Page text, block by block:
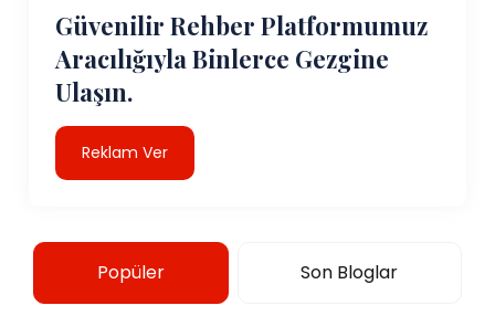
Güvenilir Rehber Platformumuz
Aracılığıyla Binlerce Gezgine
Ulaşın.
Reklam Ver
Popüler Son Bloglar